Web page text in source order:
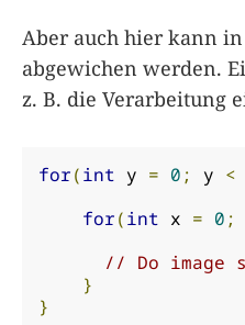
Aber auch hier kann
abgewichen werden.
z. B. die Verarbeitung
for(int y = 0 ; y <
for(int x = 0 ;
// Do image
}
}